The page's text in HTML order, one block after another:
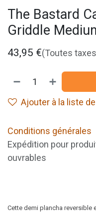
The Bastard
Griddle
43,95 €(Toutes
Ajouter à la liste
Conditions générales
Expédition pour
ouvrables
Cette demi plancha reversible